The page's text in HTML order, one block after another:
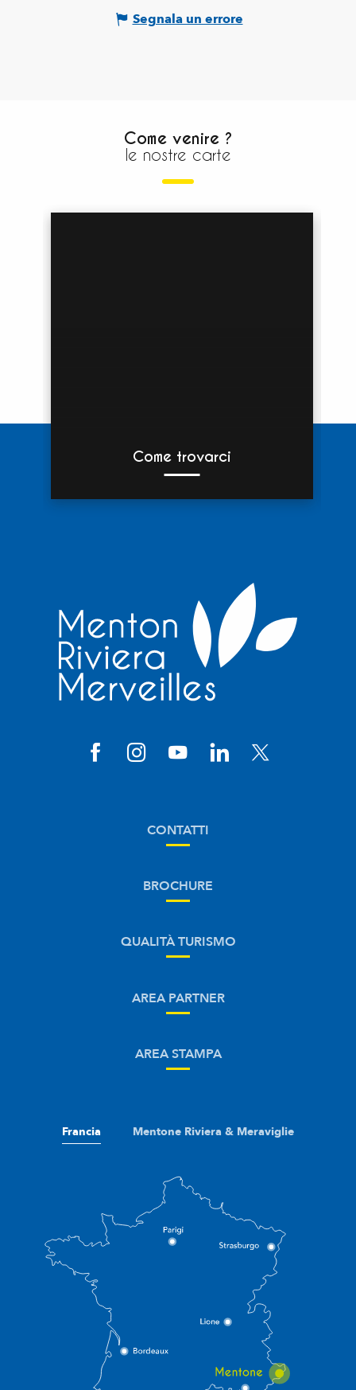
Segnala un errore
Come venire ?
le nostre carte
Come trovarci
CONTATTI
BROCHURE
QUALITÀ TURISMO
AREA PARTNER
AREA STAMPA
Francia Mentone Riviera & Meraviglie